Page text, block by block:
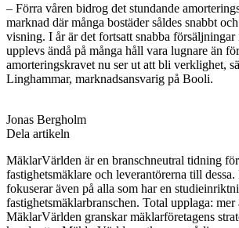
– Förra våren bidrog det stundande
marknad där många bostäder såldes snabbt
visning. I år är det fortsatt snabba försäljningar
upplevs ändå på många håll vara lugnare än
amorteringskravet nu ser ut att bli verklighet,
Linghammar, marknadsansvarig på Booli.
Jonas Bergholm
Dela artikeln
MäklarVärlden är en branschneutral tidning
fastighetsmäklare och leverantörerna till
fokuserar även på alla som har en
fastighetsmäklarbranschen. Total upplaga: mer
MäklarVärlden granskar mäklarföretagens